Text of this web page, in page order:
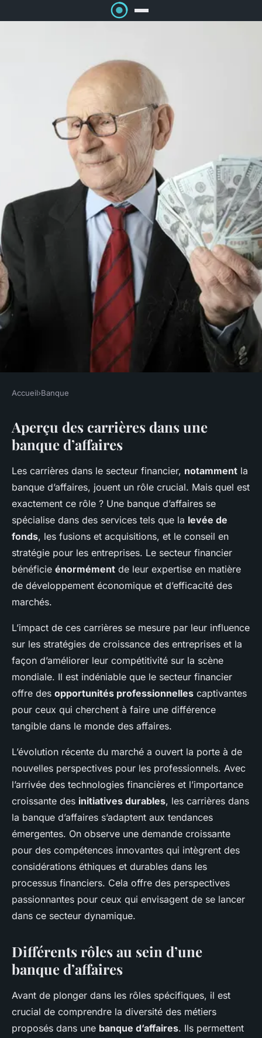
Carrières dans une banque
d'affaires: un guide complet
Olivia•3 février 2025 •8 min de lecture
Accueil›Banque
Aperçu des carrières dans une
banque d’affaires
Les carrières dans le secteur financier, notamment la
banque d’affaires, jouent un rôle crucial. Mais quel est
exactement ce rôle ? Une banque d’affaires se
spécialise dans des services tels que la levée de
fonds, les fusions et acquisitions, et le conseil en
stratégie pour les entreprises. Le secteur financier
bénéficie énormément de leur expertise en matière
de développement économique et d’efficacité des
marchés.
L’impact de ces carrières se mesure par leur influence
sur les stratégies de croissance des entreprises et la
façon d’améliorer leur compétitivité sur la scène
mondiale. Il est indéniable que le secteur financier
offre des opportunités professionnelles captivantes
pour ceux qui cherchent à faire une différence
tangible dans le monde des affaires.
L’évolution récente du marché a ouvert la porte à de
nouvelles perspectives pour les professionnels. Avec
l’arrivée des technologies financières et l’importance
croissante des initiatives durables, les carrières dans
la banque d’affaires s’adaptent aux tendances
émergentes. On observe une demande croissante
pour des compétences innovantes qui intègrent des
considérations éthiques et durables dans les
processus financiers. Cela offre des perspectives
passionnantes pour ceux qui envisagent de se lancer
dans ce secteur dynamique.
Différents rôles au sein d’une
banque d’affaires
Avant de plonger dans les rôles spécifiques, il est
crucial de comprendre la diversité des métiers
proposés dans une banque d’affaires. Ils permettent